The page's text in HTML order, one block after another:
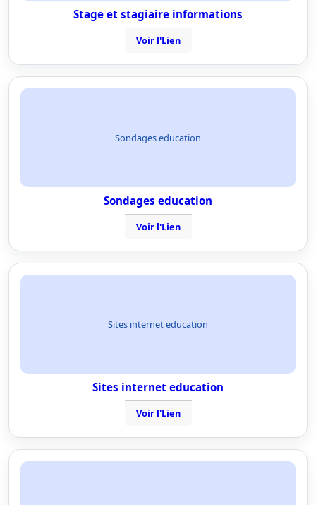
Stage et stagiaire informations
Voir l'Lien
Sondages education
Sondages education
Voir l'Lien
Sites internet education
Sites internet education
Voir l'Lien